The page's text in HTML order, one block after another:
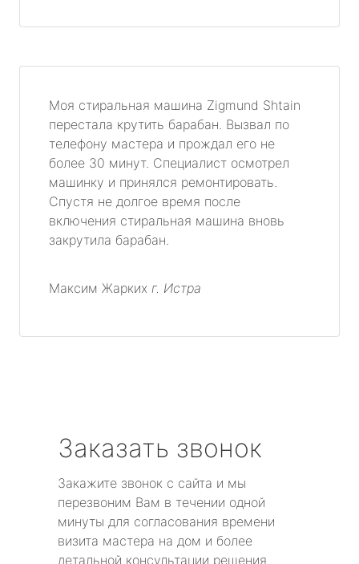
Моя стиральная машина Zigmund Shtain
перестала крутить барабан. Вызвал по
телефону мастера и прождал его не
более 30 минут. Специалист осмотрел
машинку и принялся ремонтировать.
Спустя не долгое время после
включения стиральная машина вновь
закрутила барабан.
Максим Жарких г. Истра
Заказать звонок
Закажите звонок с сайта и мы
перезвоним Вам в течении одной
минуты для согласования времени
визита мастера на дом и более
детальной консультации решения